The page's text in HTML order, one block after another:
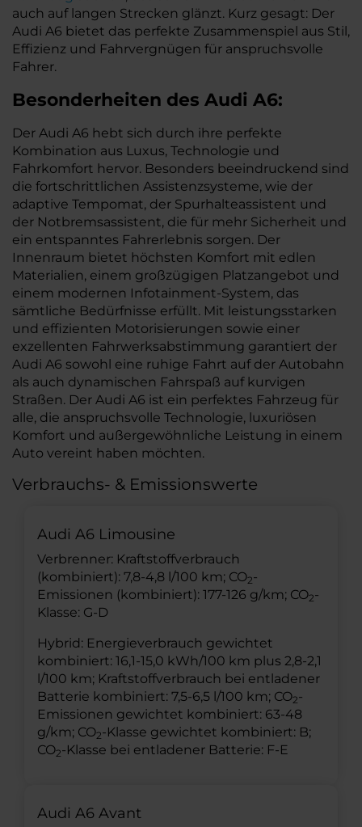
auch auf langen Strecken glänzt. Kurz gesagt: Der
Audi A6 bietet das perfekte Zusammenspiel aus Stil,
Effizienz und Fahrvergnügen für anspruchsvolle
Fahrer.
Besonderheiten des Audi A6:
Der Audi A6 hebt sich durch ihre perfekte
Kombination aus Luxus, Technologie und
Fahrkomfort hervor. Besonders beeindruckend sind
die fortschrittlichen Assistenzsysteme, wie der
adaptive Tempomat, der Spurhalteassistent und
der Notbremsassistent, die für mehr Sicherheit und
ein entspanntes Fahrerlebnis sorgen. Der
Innenraum bietet höchsten Komfort mit edlen
Materialien, einem großzügigen Platzangebot und
einem modernen Infotainment-System, das
sämtliche Bedürfnisse erfüllt. Mit leistungsstarken
und effizienten Motorisierungen sowie einer
exzellenten Fahrwerksabstimmung garantiert der
Audi A6 sowohl eine ruhige Fahrt auf der Autobahn
als auch dynamischen Fahrspaß auf kurvigen
Straßen. Der Audi A6 ist ein perfektes Fahrzeug für
alle, die anspruchsvolle Technologie, luxuriösen
Komfort und außergewöhnliche Leistung in einem
Auto vereint haben möchten.
Verbrauchs- & Emissionswerte
Audi A6 Limousine
Verbrenner: Kraftstoffverbrauch
(kombiniert): 7,8-4,8 l/100 km; CO2-
Emissionen (kombiniert): 177-126 g/km; CO2-
Klasse: G-D
Hybrid: Energieverbrauch gewichtet
kombiniert: 16,1-15,0 kWh/100 km plus 2,8-2,1
l/100 km; Kraftstoffverbrauch bei entladener
Batterie kombiniert: 7,5-6,5 l/100 km; CO2-
Emissionen gewichtet kombiniert: 63-48
g/km; CO2-Klasse gewichtet kombiniert: B;
CO2-Klasse bei entladener Batterie: F-E
Audi A6 Avant